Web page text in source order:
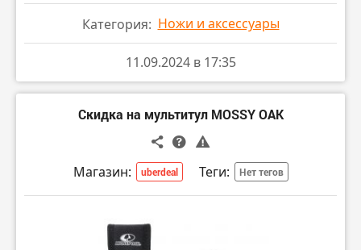
Категория: Ножи и аксессуары
11.09.2024 в 17:35
Скидка на мультитул MOSSY OAK
Магазин: uberdeal Теги: Нет тегов